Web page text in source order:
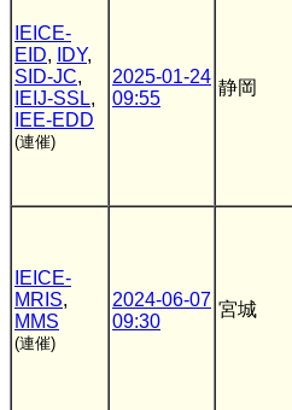
IEICE-
EID, IDY,
SID-JC,
IEIJ-SSL,
IEE-EDD
(連催)
2025-01-24
09:55
静岡
IEICE-
MRIS,
MMS
(連催)
2024-06-07
09:30
宮城